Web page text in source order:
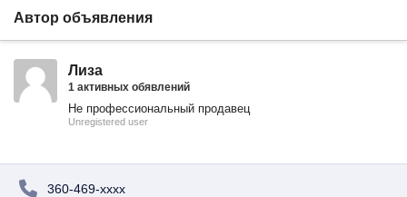
Автор объявления
Лиза
1 активных обявлений
Не профессиональный продавец
Unregistered user
360-469-xxxx